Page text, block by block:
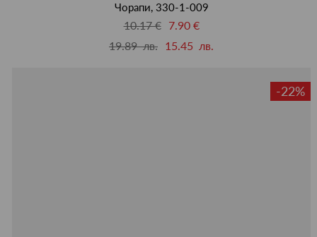
Чорапи, 330-1-009
10.17 €
7.90 €
19.89 лв. 15.45 лв.
-22%